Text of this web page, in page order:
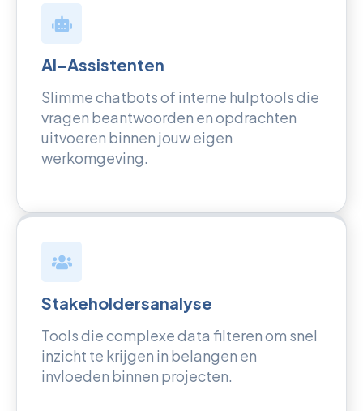
AI-Assistenten
Slimme chatbots of interne hulptools die
vragen beantwoorden en opdrachten
uitvoeren binnen jouw eigen
werkomgeving.
Stakeholdersanalyse
Tools die complexe data filteren om snel
inzicht te krijgen in belangen en
invloeden binnen projecten.